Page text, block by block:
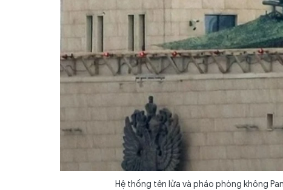
Hệ thống tên lửa và pháo phòng không